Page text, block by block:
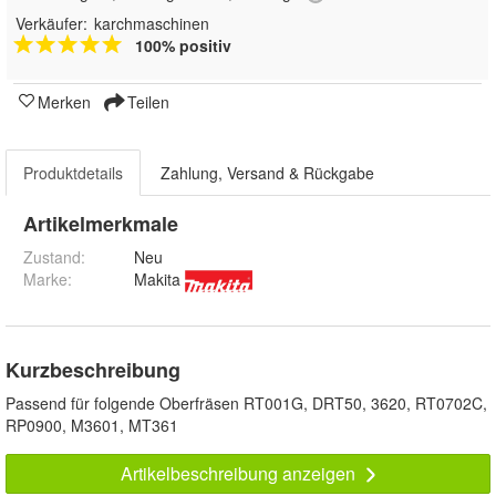
Verkäufer: karchmaschinen
100% positiv
Merken Teilen
Produktdetails Zahlung, Versand & Rückgabe
Artikelmerkmale
Zustand:
Neu
Marke:
Makita
Kurzbeschreibung
Passend für folgende Oberfräsen RT001G, DRT50, 3620, RT0702C,
RP0900, M3601, MT361
Artikelbeschreibung anzeigen